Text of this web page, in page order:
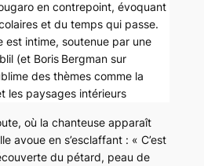
en contrepoint, évoquant
et du temps qui passe.
est intime, soutenue par une
(et Boris Bergman sur
des thèmes comme la
les paysages intérieurs
où la chanteuse apparaît
avoue en s’esclaffant : « C’est
du pétard, peau de